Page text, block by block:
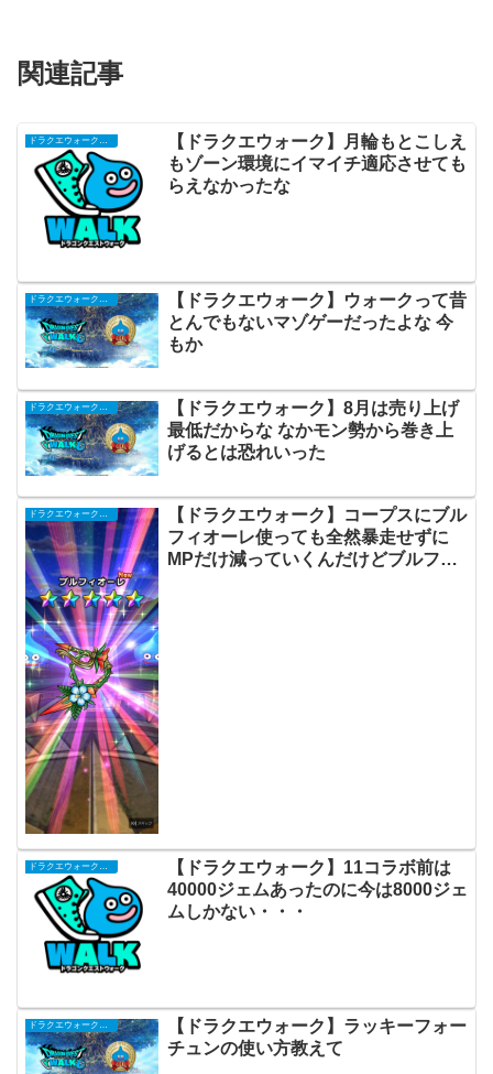
関連記事
ドラクエウォークまとめ
【ドラクエウォーク】月輪もとこしえ
もゾーン環境にイマイチ適応させても
らえなかったな
ドラクエウォークまとめ
【ドラクエウォーク】ウォークって昔
とんでもないマゾゲーだったよな 今
もか
【ドラクエウォーク】8月は売り上げ
最低だからな なかモン勢から巻き上
げるとは恐れいった
ドラクエウォークまとめ
【ドラクエウォーク】コープスにブル
フィオーレ使っても全然暴走せずに
MPだけ減っていくんだけどブルフィ
【ドラクエウォーク】11コラボ前は
40000ジェムあったのに今は8000ジェ
ムしかない・・・
【ドラクエウォーク】ラッキーフォー
チュンの使い方教えて